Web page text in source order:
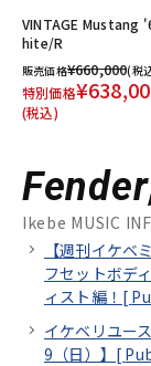
VINTAGE Mustang
hite/R
販売価格¥660,000(税
特別価格
(税込)
Ikebe MUSIC
【週刊イケ
フセットボデ
ィスト編！[
イケベリユー
9（日）】[